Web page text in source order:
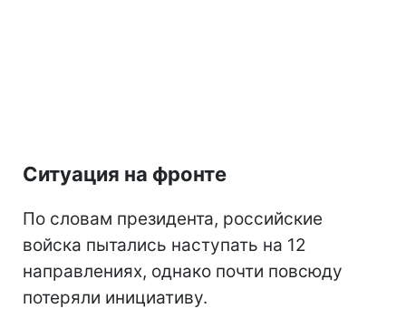
Ситуация на фронте
По словам президента, российские
войска пытались наступать на 12
направлениях, однако почти повсюду
потеряли инициативу.